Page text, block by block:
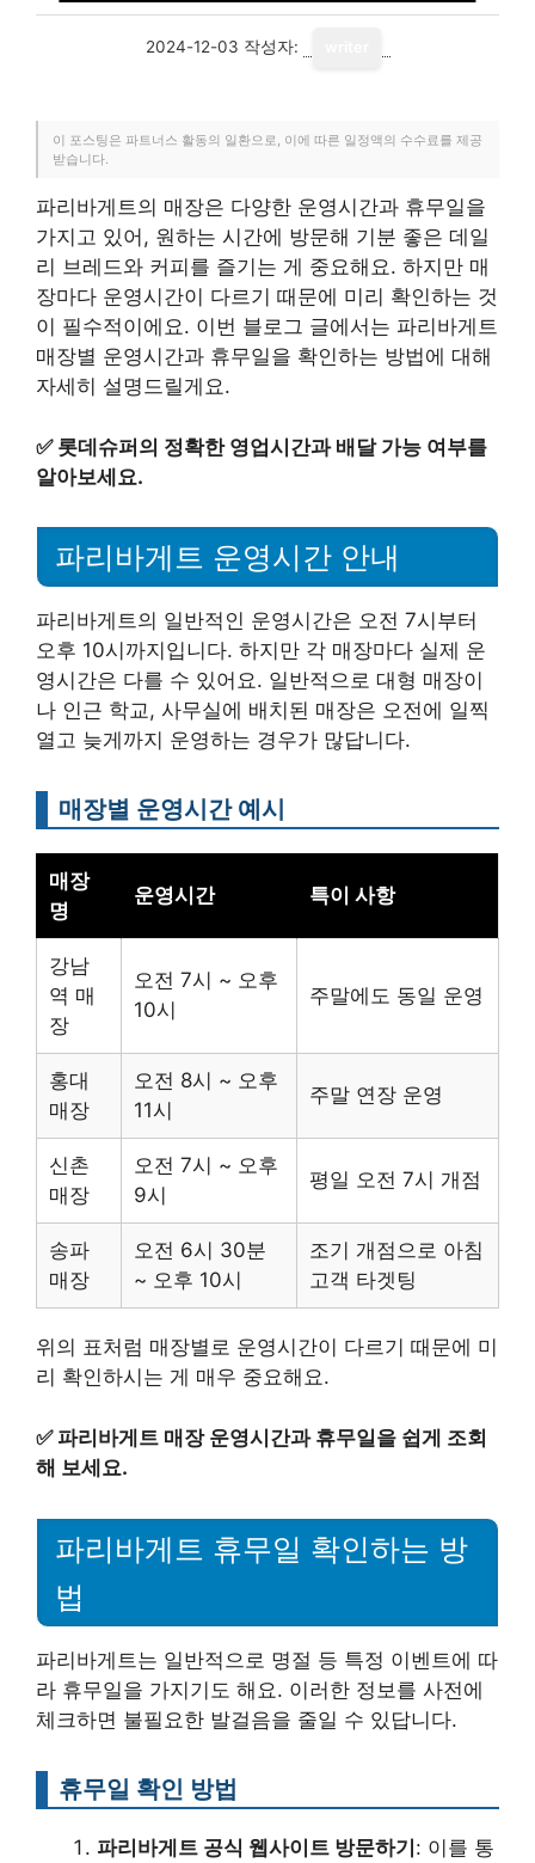
2024-12-03 작성자:
이 포스팅은 파트너스 활동의 일환으로, 이에 따른 일정액의 수수료를 제공
받습니다.
파리바게트의 매장은 다양한 운영시간과 휴무일을
가지고 있어, 원하는 시간에 방문해 기분 좋은 데일
리 브레드와 커피를 즐기는 게 중요해요. 하지만 매
장마다 운영시간이 다르기 때문에 미리 확인하는 것
이 필수적이에요. 이번 블로그 글에서는 파리바게트
매장별 운영시간과 휴무일을 확인하는 방법에 대해
자세히 설명드릴게요.
✅ 롯데슈퍼의 정확한 영업시간과 배달 가능 여부를
알아보세요.
파리바게트 운영시간 안내
파리바게트의 일반적인 운영시간은 오전 7시부터
오후 10시까지입니다. 하지만 각 매장마다 실제 운
영시간은 다를 수 있어요. 일반적으로 대형 매장이
나 인근 학교, 사무실에 배치된 매장은 오전에 일찍
열고 늦게까지 운영하는 경우가 많답니다.
매장별 운영시간 예시
매장
명
운영시간 특이 사항
강남
역 매
장
오전 7시 ~ 오후
10시
주말에도 동일 운영
홍대
매장
오전 8시 ~ 오후
11시
주말 연장 운영
신촌
매장
오전 7시 ~ 오후
9시
평일 오전 7시 개점
송파
매장
오전 6시 30분
~ 오후 10시
조기 개점으로 아침
고객 타겟팅
위의 표처럼 매장별로 운영시간이 다르기 때문에 미
리 확인하시는 게 매우 중요해요.
✅ 파리바게트 매장 운영시간과 휴무일을 쉽게 조회
해 보세요.
파리바게트 휴무일 확인하는 방
법
파리바게트는 일반적으로 명절 등 특정 이벤트에 따
라 휴무일을 가지기도 해요. 이러한 정보를 사전에
체크하면 불필요한 발걸음을 줄일 수 있답니다.
휴무일 확인 방법
파리바게트 공식 웹사이트 방문하기: 이를 통